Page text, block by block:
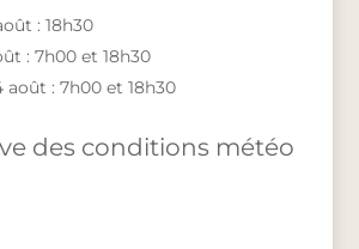
: 18h30
: 7h00 et 18h30
août : 7h00 et 18h30
des conditions météo